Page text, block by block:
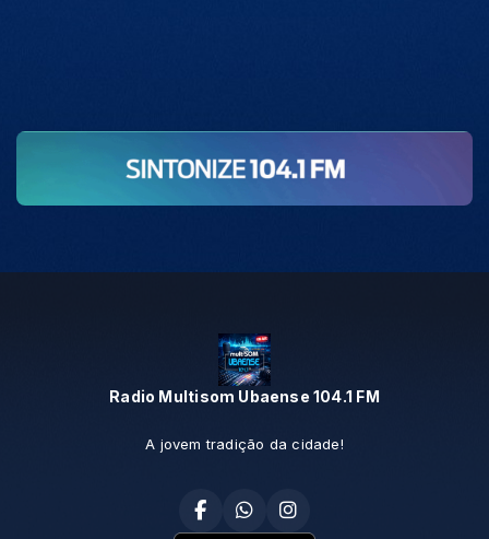
Radio Multisom Ubaense 104.1 FM
A jovem tradição da cidade!